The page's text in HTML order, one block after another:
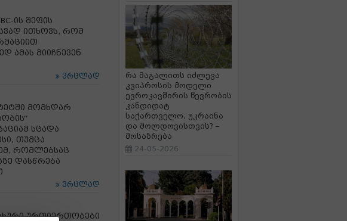
ის შეფის
ითხოვს, რომ
ამას მიიჩნევენ
ვრცლად
მომხდარ
სცადა
თუმცა
რომლებსაც
დასწრება
ვრცლად
ურთიერთობები
რა მაგალითს იძლევა
კვიპროსის მოდელი
ევროკავშირის წევრობის
კანდიდატ
საქართველო, უკრაინა
და მოლდოვისთვის? –
მოსაზრება
24-05-2026